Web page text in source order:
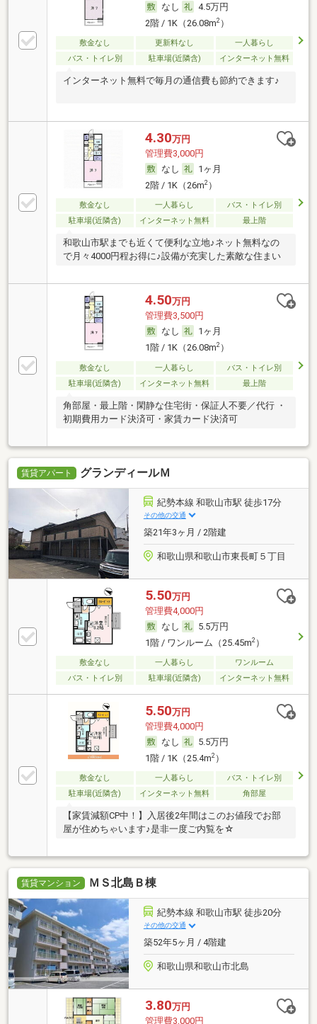
なし
4.5万円
2階 / 1K（26.08m2）
敷金なし 更新料なし
一人暮らし
バス・トイレ別
駐車場(近隣含) インターネット無料
インターネット無料で毎月の通信費も節約できます♪
4.30万円
管理費3,000円
なし
1ヶ月
2階 / 1K（26m2）
敷金なし 一人暮らし
バス・トイレ別
駐車場(近隣含)
インターネット無料 最上階
和歌山市駅までも近くて便利な立地♪ネット無料なの
で月々4000円程お得に♪設備が充実した素敵な住まい
4.50万円
管理費3,500円
なし
1ヶ月
1階 / 1K（26.08m2）
敷金なし 一人暮らし
バス・トイレ別
駐車場(近隣含)
インターネット無料 最上階
角部屋・最上階・閑静な住宅街・保証人不要／代行 ・
初期費用カード決済可・家賃カード決済可
賃貸アパート グランディールＭ
紀勢本線 和歌山市駅 徒歩17分
その他の交通
築21年3ヶ月 / 2階建
和歌山県和歌山市東長町５丁目
5.50万円
管理費4,000円
なし
5.5万円
1階 / ワンルーム（25.45m2）
敷金なし 一人暮らし
ワンルーム
バス・トイレ別
駐車場(近隣含) インターネット無料
5.50万円
管理費4,000円
なし
5.5万円
1階 / 1K（25.4m2）
敷金なし 一人暮らし
バス・トイレ別
駐車場(近隣含)
インターネット無料 角部屋
【家賃減額CP中！】入居後2年間はこのお値段でお部
屋が住めちゃいます♪是非一度ご内覧を☆
賃貸マンション ＭＳ北島Ｂ棟
紀勢本線 和歌山市駅 徒歩20分
その他の交通
築52年5ヶ月 / 4階建
和歌山県和歌山市北島
3.80万円
管理費3,000円